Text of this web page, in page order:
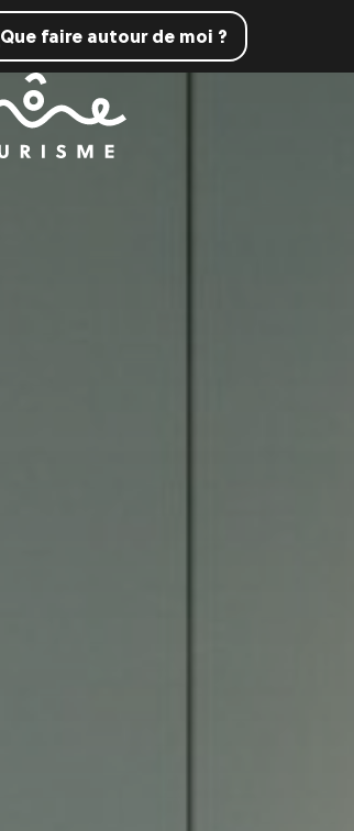
Que faire autour de moi ?